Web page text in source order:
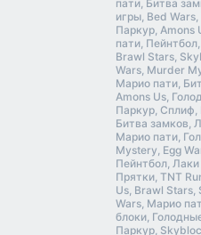
пати, Битва
игры, Bed
Паркур, Amons
пати,
Brawl Stars,
Wars, Murder
Марио пати,
Amons Us,
Паркур, Сплиф,
Битва замков,
Марио пати,
Mystery, Egg
Пейнтбол,
Прятки, TNT
Us, Brawl
Wars, Марио
блоки,
Паркур,